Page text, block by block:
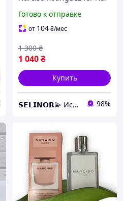
цветочно-древесный
мускусный аромат
Готово к отправке
от 104₴/мес
1 040₴
1 300 ₴
Купить
𝗦𝗘𝗟𝗜𝗡𝗢𝗥💫 Искусство аромата 98%